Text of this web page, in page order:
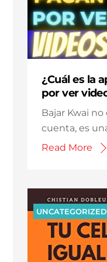
¿Cuál es la
por ver
Bajar Kwai
cuenta, es
Read More
UNCATEGORIZED